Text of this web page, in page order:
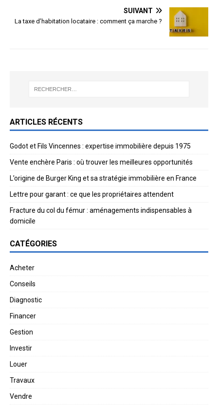
SUIVANT
La taxe d’habitation locataire : comment ça marche ?
ARTICLES RÉCENTS
Godot et Fils Vincennes : expertise immobilière depuis 1975
Vente enchère Paris : où trouver les meilleures opportunités
L’origine de Burger King et sa stratégie immobilière en France
Lettre pour garant : ce que les propriétaires attendent
Fracture du col du fémur : aménagements indispensables à
domicile
CATÉGORIES
Acheter
Conseils
Diagnostic
Financer
Gestion
Investir
Louer
Travaux
Vendre